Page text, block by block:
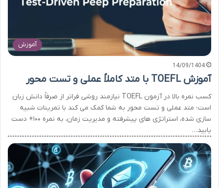
آموزش
14/09/1404
آموزش TOEFL با متد کاملاً عملی و تست محور
کسب نمره بالا در آزمون TOEFL نیازمند روشی فراتر از صرفاً دانش زبان
است؛ متد عملی و تست محور به شما کمک می کند با تمرینات شبیه
سازی شده، استراتژی های پیشرفته و مدیریت زمان، به نمره ۱۰۰+ دست
یابید…